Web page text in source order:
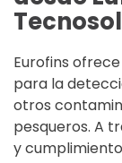
Eurofins
para la
otros
pesqueros. A
y